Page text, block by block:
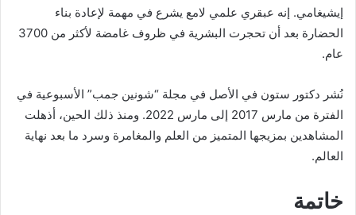
إيشيغامي. إنه عبقري علمي لامع يشرع في مهمة لإعادة بناء
الحضارة بعد أن تحجرت البشرية في ظروف غامضة لأكثر من 3700
عام.
نُشر دكتور ستون في الأصل في مجلة “شونين جمب” الأسبوعية في
الفترة من مارس 2017 إلى مارس 2022. ومنذ ذلك الحين، أذهلت
المشاهدين بمزيجها المتميز من العلم والمغامرة وسرد ما بعد نهاية
العالم.
خاتمة